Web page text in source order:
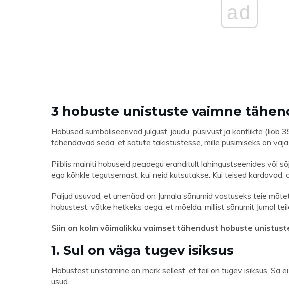
ad
3 hobuste unistuste vaimne
Hobused sümboliseerivad julgust, jõudu, püsivust ja konflikte (Iiob
tähendavad seda, et satute takistustesse, mille püsimiseks on vaja
Piiblis mainiti hobuseid peaaegu eranditult lahingustseenides või
ega kõhkle tegutsemast, kui neid kutsutakse. Kui teised kardavad,
Paljud usuvad, et unenäod on Jumala sõnumid vastuseks teie
hobustest, võtke hetkeks aega, et mõelda, millist sõnumit Jumal
Siin on kolm võimalikku vaimset tähendust hobuste
1. Sul on väga tugev isiksus
Hobustest unistamine on märk sellest, et teil on tugev isiksus. Sa
usud.